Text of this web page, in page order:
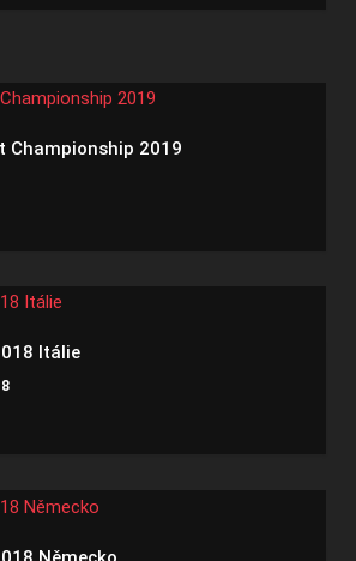
Championship 2019
Itálie